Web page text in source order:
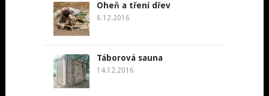
Oheň a tření dřev
6.12.2016
Táborová sauna
14.12.2016